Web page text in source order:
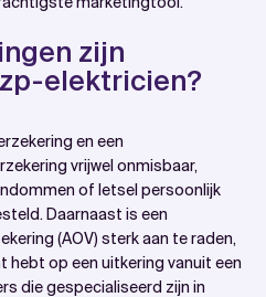
zijn
elektricien?
en een
vrijwel onmisbaar,
of letsel persoonlijk
Daarnaast is een
(AOV) sterk aan te raden,
hebt op een uitkering vanuit een
die gespecialiseerd zijn in